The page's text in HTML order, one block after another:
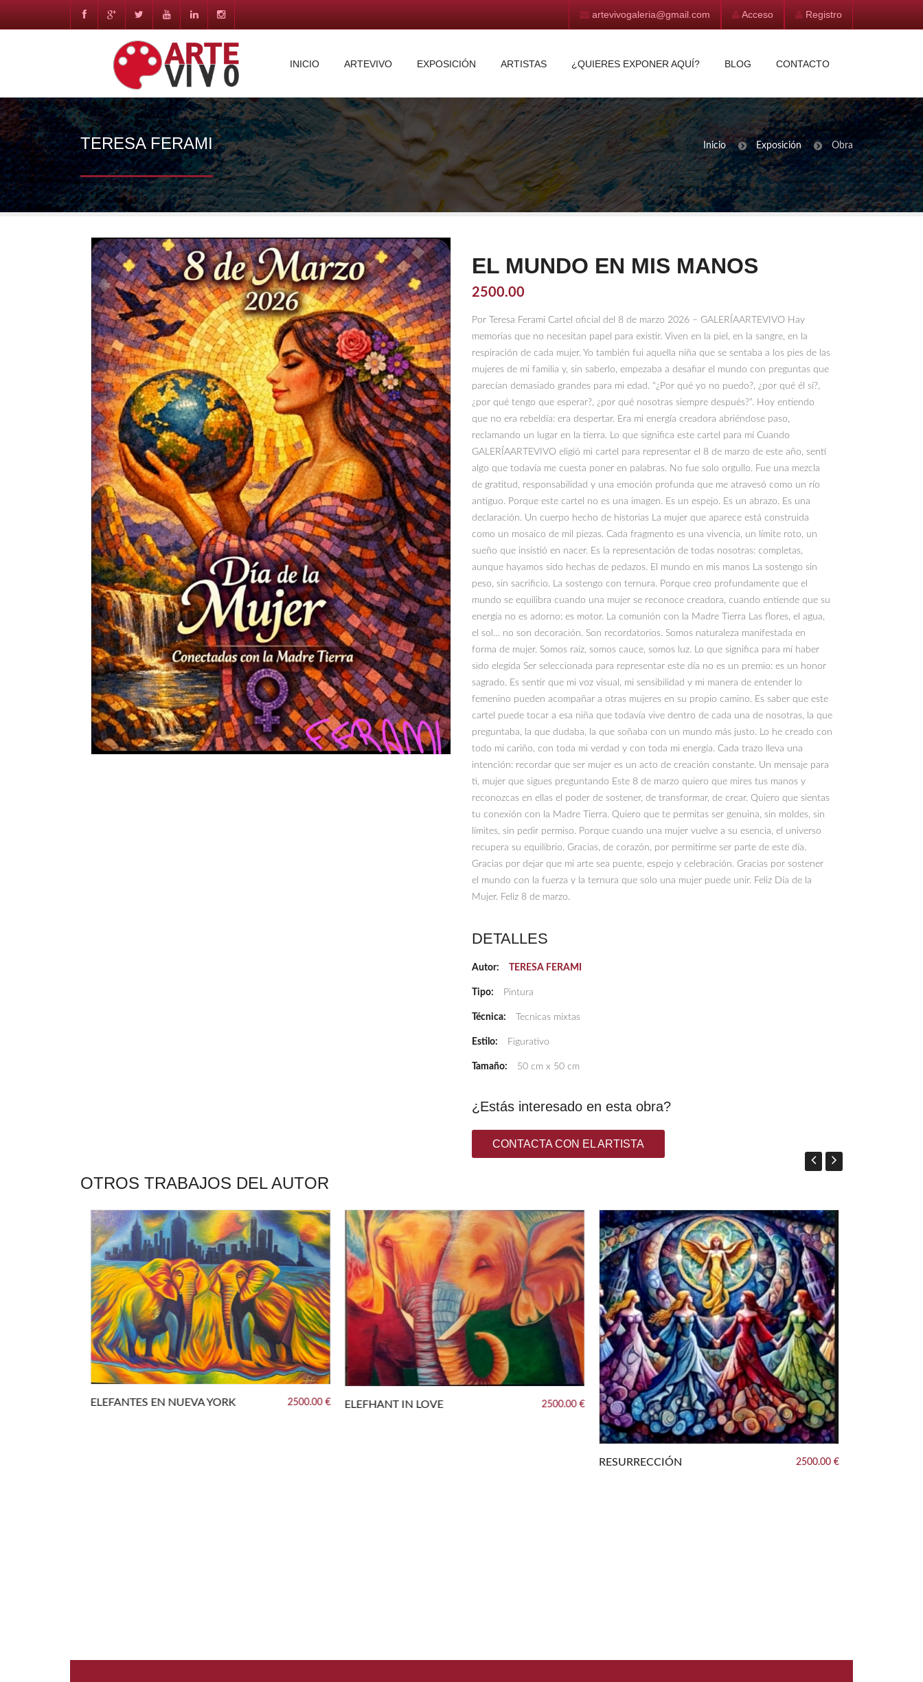
Acceso Registro
artevivogaleria@gmail.com
INICIO ARTEVIVO EXPOSICIÓN ARTISTAS ¿QUIERES EXPONER AQUÍ? BLOG CONTACTO
TERESA FERAMI Inicio Exposición Obra
EL MUNDO EN MIS MANOS
2500.00
Por Teresa Ferami Cartel oficial del 8 de marzo 2026 – GALERÍAARTEVIVO Hay
memorias que no necesitan papel para existir. Viven en la piel, en la sangre, en la
respiración de cada mujer. Yo también fui aquella niña que se sentaba a los pies de las
mujeres de mi familia y, sin saberlo, empezaba a desafiar el mundo con preguntas que
parecían demasiado grandes para mi edad. “¿Por qué yo no puedo?, ¿por qué él sí?,
¿por qué tengo que esperar?, ¿por qué nosotras siempre después?”. Hoy entiendo
que no era rebeldía: era despertar. Era mi energía creadora abriéndose paso,
reclamando un lugar en la tierra. Lo que significa este cartel para mí Cuando
GALERÍAARTEVIVO eligió mi cartel para representar el 8 de marzo de este año, sentí
algo que todavía me cuesta poner en palabras. No fue solo orgullo. Fue una mezcla
de gratitud, responsabilidad y una emoción profunda que me atravesó como un río
antiguo. Porque este cartel no es una imagen. Es un espejo. Es un abrazo. Es una
declaración. Un cuerpo hecho de historias La mujer que aparece está construida
como un mosaico de mil piezas. Cada fragmento es una vivencia, un límite roto, un
sueño que insistió en nacer. Es la representación de todas nosotras: completas,
aunque hayamos sido hechas de pedazos. El mundo en mis manos La sostengo sin
peso, sin sacrificio. La sostengo con ternura. Porque creo profundamente que el
mundo se equilibra cuando una mujer se reconoce creadora, cuando entiende que su
energía no es adorno: es motor. La comunión con la Madre Tierra Las flores, el agua,
el sol… no son decoración. Son recordatorios. Somos naturaleza manifestada en
forma de mujer. Somos raíz, somos cauce, somos luz. Lo que significa para mí haber
sido elegida Ser seleccionada para representar este día no es un premio: es un honor
sagrado. Es sentir que mi voz visual, mi sensibilidad y mi manera de entender lo
femenino pueden acompañar a otras mujeres en su propio camino. Es saber que este
cartel puede tocar a esa niña que todavía vive dentro de cada una de nosotras, la que
preguntaba, la que dudaba, la que soñaba con un mundo más justo. Lo he creado con
todo mi cariño, con toda mi verdad y con toda mi energía. Cada trazo lleva una
intención: recordar que ser mujer es un acto de creación constante. Un mensaje para
ti, mujer que sigues preguntando Este 8 de marzo quiero que mires tus manos y
reconozcas en ellas el poder de sostener, de transformar, de crear. Quiero que sientas
tu conexión con la Madre Tierra. Quiero que te permitas ser genuina, sin moldes, sin
límites, sin pedir permiso. Porque cuando una mujer vuelve a su esencia, el universo
recupera su equilibrio. Gracias, de corazón, por permitirme ser parte de este día.
Gracias por dejar que mi arte sea puente, espejo y celebración. Gracias por sostener
el mundo con la fuerza y la ternura que solo una mujer puede unir. Feliz Día de la
Mujer. Feliz 8 de marzo.
DETALLES
Autor: TERESA FERAMI
Tipo: Pintura
Técnica: Tecnicas mixtas
Estilo: Figurativo
Tamaño: 50 cm x 50 cm
¿Estás interesado en esta obra?
CONTACTA CON EL ARTISTA
OTROS TRABAJOS DEL AUTOR
ELEFANTES EN NUEVA YORK 2500.00 € ELEFHANT IN LOVE 2500.00 €
RESURRECCIÓN 2500.00 €